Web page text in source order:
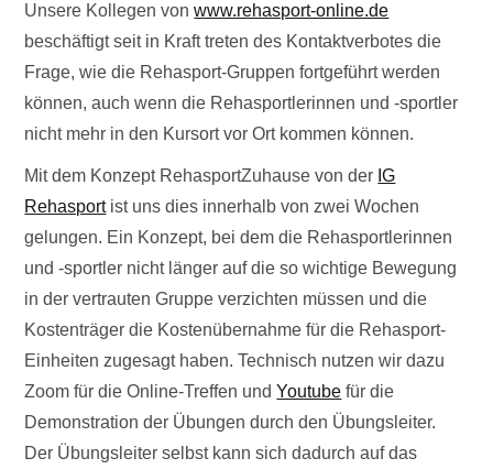
Unsere Kollegen vonwww.rehasport-online.de
beschäftigt seit in Kraft treten des Kontaktverbotes die
Frage, wie die Rehasport-Gruppen fortgeführt werden
können, auch wenn die Rehasportlerinnen und -sportler
nicht mehr in den Kursort vor Ort kommen können.
Mit dem Konzept RehasportZuhause von der IG
Rehasportist uns dies innerhalb von zwei Wochen
gelungen. Ein Konzept, bei dem die Rehasportlerinnen
und -sportler nicht länger auf die so wichtige Bewegung
in der vertrauten Gruppe verzichten müssen und die
Kostenträger die Kostenübernahme für die Rehasport-
Einheiten zugesagt haben. Technisch nutzen wir dazu
Zoom für die Online-Treffen undYoutube für die
Demonstration der Übungen durch den Übungsleiter.
Der Übungsleiter selbst kann sich dadurch auf das